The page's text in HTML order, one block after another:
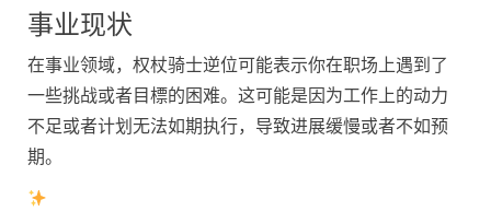
事业现状
在事业领域，权杖骑士逆位可能表示你在职场上遇到了
一些挑战或者目標的困难。这可能是因为工作上的动力
不足或者计划无法如期执行，导致进展缓慢或者不如预
期。